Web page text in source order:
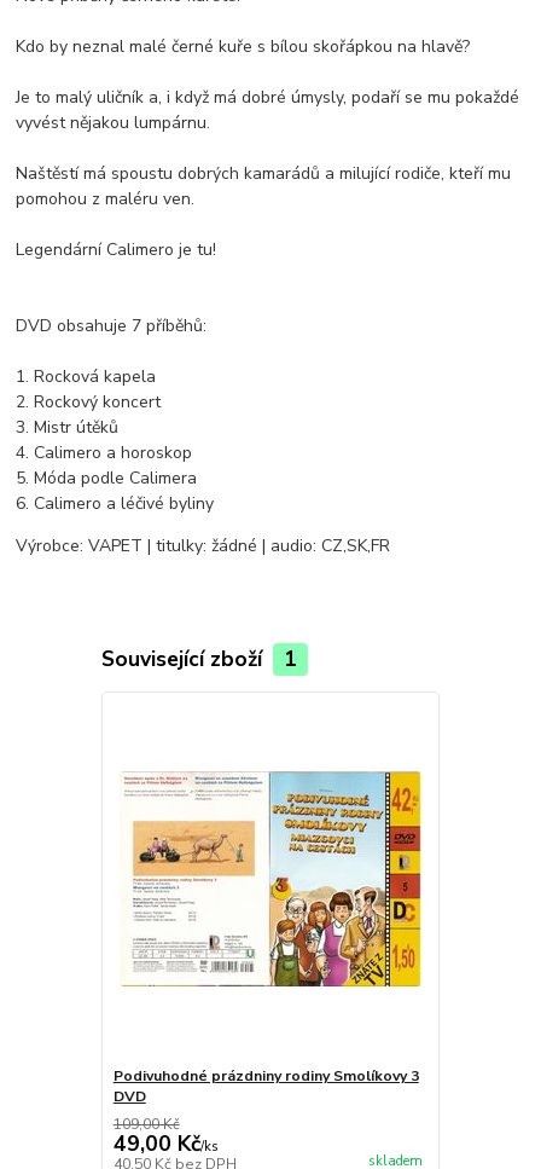
Kdo by neznal malé černé kuře s bílou skořápkou na hlavě?
Je to malý uličník a, i když má dobré úmysly, podaří se mu pokaždé
vyvést nějakou lumpárnu.
Naštěstí má spoustu dobrých kamarádů a milující rodiče, kteří mu
pomohou z maléru ven.
Legendární Calimero je tu!
DVD obsahuje 7 příběhů:
1. Rocková kapela
2. Rockový koncert
3. Mistr útěků
4. Calimero a horoskop
5. Móda podle Calimera
6. Calimero a léčivé byliny
Výrobce: VAPET | titulky: žádné | audio: CZ,SK,FR
Související zboží 1
Podivuhodné prázdniny rodiny Smolíkovy 3
DVD
109,00 Kč
49,00 Kč/ks
40,50 Kč bez DPH skladem